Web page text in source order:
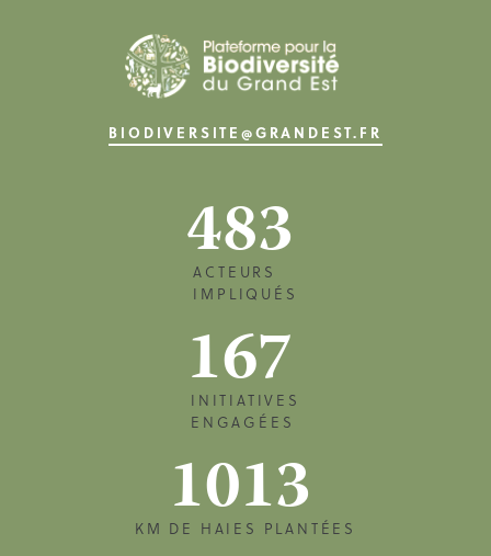
BIODIVERSITE@GRANDEST.FR
483
ACTEURS
IMPLIQUÉS
167
INITIATIVES
ENGAGÉES
1013
KM DE HAIES PLANTÉES